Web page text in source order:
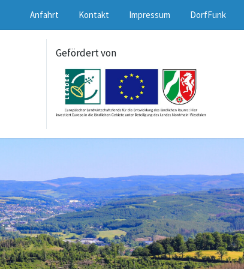
Anfahrt Kontakt Impressum DorfFunk
Gefördert von